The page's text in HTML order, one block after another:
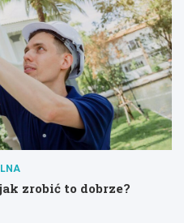
zrobić to dobrze?